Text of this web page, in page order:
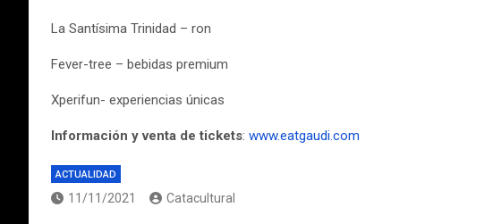
La Santísima Trinidad – ron
Fever-tree – bebidas premium
Xperifun- experiencias únicas
Información y venta de tickets: www.eatgaudi.com
ACTUALIDAD
11/11/2021 Catacultural